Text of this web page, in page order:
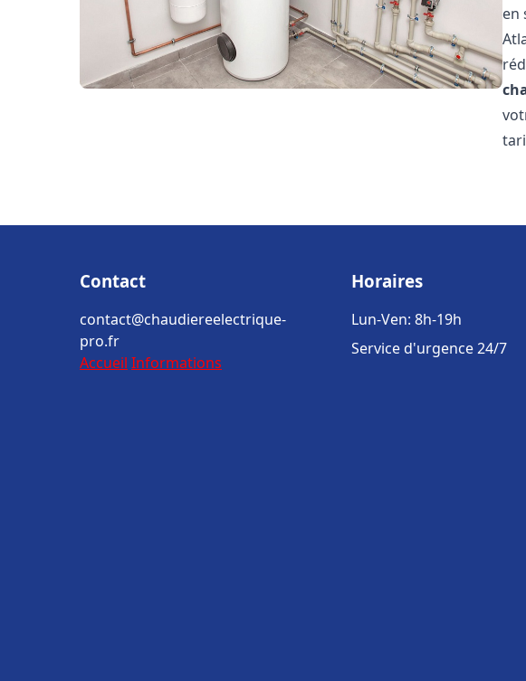
en
Contact
contact@chaudiereelectrique-
pro.fr
Accueil Informations
Horaires
Lun-Ven: 8h-19h
Service d'urgence 24/7